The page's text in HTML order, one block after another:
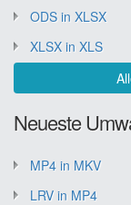
ODS in XLSX
XLSX in XLS
Neueste
MP4 in MKV
LRV in MP4